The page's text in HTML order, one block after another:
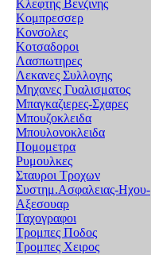
Κλεφτης Βενζινης
Κομπρεσσερ
Κονσολες
Κοτσαδοροι
Λασπωτηρες
Λεκανες Συλλογης
Μηχανες Γυαλισματος
Μπαγκαζιερες-Σχαρες
Μπουζοκλειδα
Μπουλονοκλειδα
Πομομετρα
Ρυμουλκες
Σταυροι Τροχων
Συστημ.Ασφαλειας-Ηχου-
Αξεσουαρ
Ταχογραφοι
Τρομπες Ποδος
Τρομπες Χειρος